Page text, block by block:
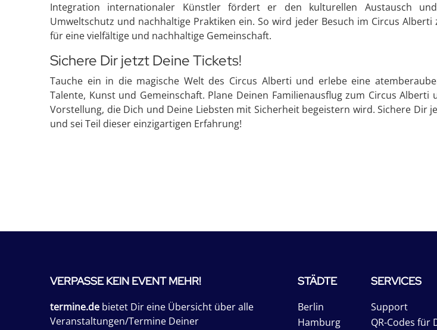
Integration internationaler Künstler fördert er den kulturellen Austausch
Umweltschutz und nachhaltige Praktiken ein. So wird jeder Besuch im Circus Alberti
für eine vielfältige und nachhaltige Gemeinschaft.
Sichere Dir jetzt Deine Tickets!
Tauche ein in die magische Welt des Circus Alberti und erlebe eine
Talente, Kunst und Gemeinschaft. Plane Deinen Familienausflug zum Circus Alberti
Vorstellung, die Dich und Deine Liebsten mit Sicherheit begeistern wird. Sichere Dir
und sei Teil dieser einzigartigen Erfahrung!
VERPASSE KEIN EVENT MEHR!
termine.de bietet Dir eine Übersicht über alle
Veranstaltungen/Termine Deiner
STÄDTE
Berlin
Hamburg
SERVICES
Support
QR-Codes für